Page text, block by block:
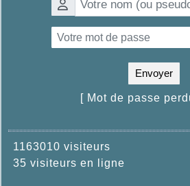
Envoyer
[ Mot de passe
1163010 visiteurs
35 visiteurs en ligne